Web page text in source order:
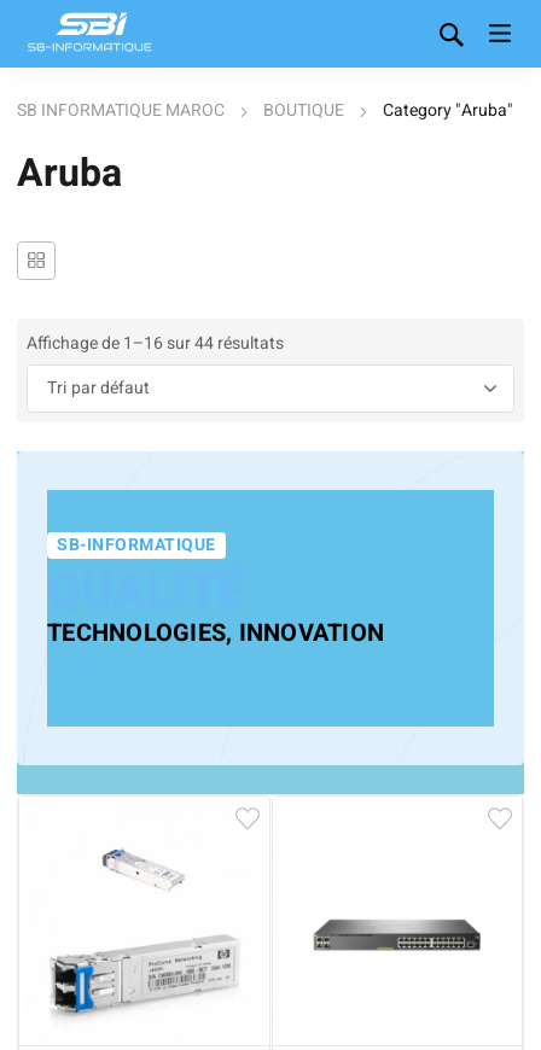
SB INFORMATIQUE MAROC BOUTIQUE Category "Aruba"
Aruba
Affichage de 1–16 sur 44 résultats
SB-INFORMATIQUE
TECHNOLOGIES, INNOVATION